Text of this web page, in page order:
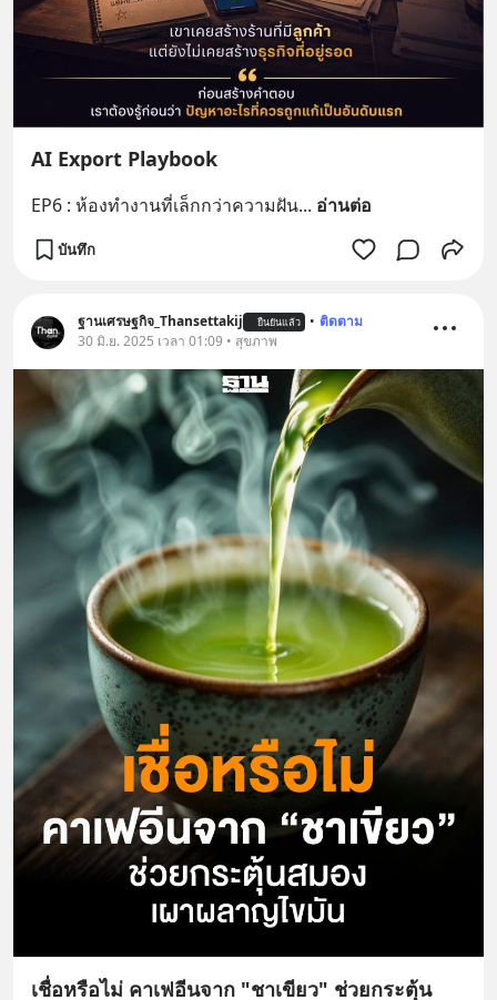
AI Export Playbook
EP6 : ห้องทำงานที่เล็กกว่าความฝัน... อ่านต่อ
บันทึก
ฐานเศรษฐกิจ_Thansettakij ยืนยันแล้ว • ติดตาม
30 มิ.ย. 2025 เวลา 01:09 • สุขภาพ
เชื่อหรือไม่ คาเฟอีนจาก "ชาเขียว" ช่วยกระตุ้น